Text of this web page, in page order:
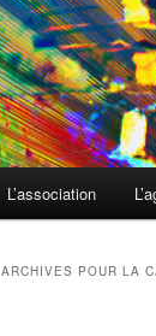
Aller au contenu
Aller au contenu
L’association
ARCHIVES POUR LA